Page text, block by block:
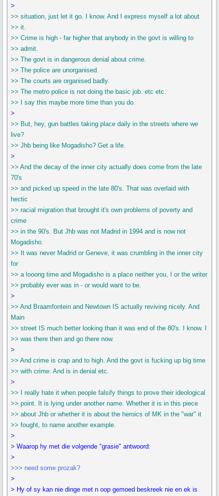
>
>> situation, just let it go. I know. And I express myself a lot about
>> it.
>> Crime is high - far higher that anybody in the govt is willing to
>> admit.
>> The govt is in dangerous denial about crime.
>> The police are unorganised.
>> The courts are organised badly.
>> The metro police is not doing the basic job. etc etc.
>> I say this maybe more time than you do.
>
>> But, hey, gun battles taking place daily in the streets where we
live?
>> Jhb being like Mogadisho? Get a life.
>
>> And the decay of the inner city actually does come from the late
70's
>> and picked up speed in the late 80's. That was overlaid with
hectic
>> racial migration that brought it's own problems of poverty and
crime
>> in the 90's. But Jhb was not Madrid in 1994 and is now not
Mogadisho.
>> It was never Madrid or Geneve, it was crumbling in the inner city
for
>> a looong time and Mogadisho is a place neither you, I or the writer
>> probably ever was in - or would want to be.
>
>> And Braamfontein and Newtown IS actually reviving nicely. And
Main
>> street IS much better looking than it was end of the 80's. I know. I
>> was there then and go there now.
>
>> And crime is crap and to high. And the govt is fucking up big time
>> with crime. And is in denial etc.
>
>> I really hate it when people falsify things to prove their ideological
>> point. It is lying under another name. Whether it is in this piece
>> about Jhb or whether it is about the heroics of MK in the "war" it
>> fought, to name another example.
>
> Waarop hy met die volgende "grasie" antwoord:
>
>>> need some prozak?
>
> Hy of sy kan nie dinge met n oop gemoed beskreek nie en ek is